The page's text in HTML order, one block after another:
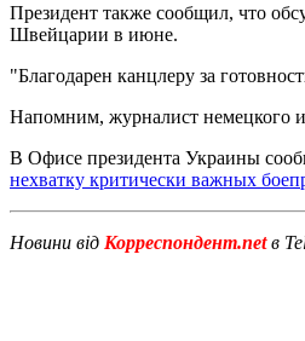
Президент также сообщил, что
Швейцарии в июне.
"Благодарен канцлеру за
Напомним, журналист немецкого
В Офисе президента Украины
нехватку критически важных
Новини від Корреспондент.netв